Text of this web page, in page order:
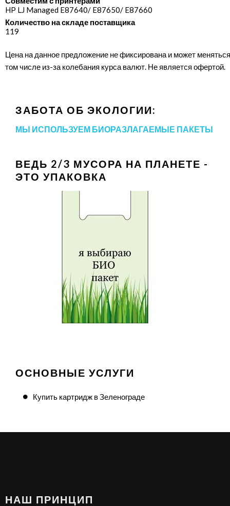
HP LJ Managed E87640/​ E87650/​ E87660
Количество на складе поставщика
119
Цена на данное предложение не фиксирована и может
том числе из-за колебания курса валют. Не является офертой.
ЗАБОТА ОБ ЭКОЛОГИИ:
МЫ ИСПОЛЬЗУЕМ БИОРАЗЛАГАЕМЫЕ ПАКЕТЫ
ВЕДЬ 2/3 МУСОРА НА ПЛАНЕТЕ -
ЭТО УПАКОВКА
ОСНОВНЫЕ УСЛУГИ
Купить картридж в Зеленограде
НАШ ПРИНЦИП